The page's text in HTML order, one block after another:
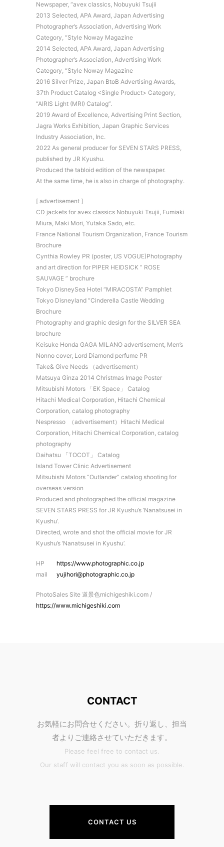
Newspaper, “avex classics, Nobuyuki Tsujii
2013 Selected, APA Award, Japan Advertising
Photographer’s Association, Advertising Work
Category, “Style Noway Magazine
2014 Selected, APA Award, Japan Advertising
Photographer’s Association, Advertising Work
Category, “Style Noway Magazine
2016 Silver Prize, Japan BtoB Advertising Awards,
37th Product Catalog <Single Product> Category,
“AIRIS Light (MRI) Catalog”.
2019 Award of Excellence, Advertising Print Section,
Jagra Works Exhibition, Japan Graphic Services
Industry Association, Inc.
2022 As general producer for SEVEN STARS PRESS,
published by JR Kyushu.
Produced the tabloid edition of the newspaper.
At the same time, he is also in charge of photography.
[ advertisement ]
CD jackets for avex classics Nobuyuki Tsujii, Fumiaki
Miura, Maki Mori, Yutaka Sado, etc.
France National Tourism Organization, France Tourism
Brochure
Cynthia Rowley PR (poster, US VOGUE)Photography
and art direction for PIPER HEIDSICK ” ROSE
SAUVAGE ” brochure
Tokyo DisneySea Hotel “MIRACOSTA” Pamphlet
Tokyo Disneyland “Cinderella Castle Wedding
Brochure
Photography and graphic design for the SILVER SEA
brochure
Keisuke Honda GAGA MILANO advertisement, Men’s
Nonno cover, Lord Diamond perfume PR
Take& Give Needs （advertisement）
Matsuya Ginza 2014 Christmas Image Poster
Mitsubishi Motors 「EK Space」 Catalog
Hitachi Medical Corporation, Hitachi Chemical
Corporation, catalog photography
Nespresso （advertisement）Hitachi Medical
Corporation, Hitachi Chemical Corporation, catalog
photography
Daihatsu 「TOCOT」 Catalog
Island Tower Clinic Advertisement
Mitsubishi Motors “Outlander” catalog shooting for
overseas version
Produced and photographed the official magazine
SEVEN STARS PRESS for JR Kyushu’s ‘Nanatsusei in
Kyushu’.
Directed, wrote and shot the official movie for JR
Kyushu’s ‘Nanatsusei in Kyushu’.
HP https://www.photographic.co.jp
mail yujihori@photographic.co.jp
PhotoSales Site 道景色michigeshiki.com /
https://www.michigeshiki.com
CONTACT
お気軽にお問合せください。折り返し、担当
者よりご連絡させていただきます。
Please feel free to contact us.
Our staff will contact you as soon as possible.
CONTACT US